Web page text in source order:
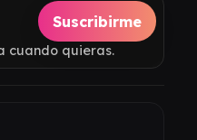
Suscribirme
cuando quieras.